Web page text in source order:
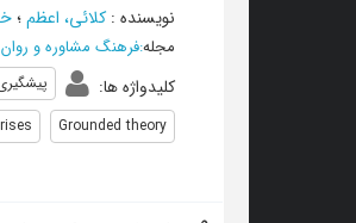
نویسنده : کلائی، اعظم؛
مجله:فرهنگ مشاوره و
کلیدواژه ها:
Grounded theory